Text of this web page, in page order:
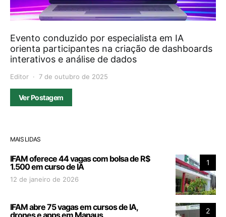
Evento conduzido por especialista em IA
orienta participantes na criação de dashboards
interativos e análise de dados
Editor 7 de outubro de 2025
Ver Postagem
MAIS LIDAS
1
IFAM oferece 44 vagas com bolsa de R$
1.500 em curso de IA
12 de janeiro de 2026
2
IFAM abre 75 vagas em cursos de IA,
drones e apps em Manaus